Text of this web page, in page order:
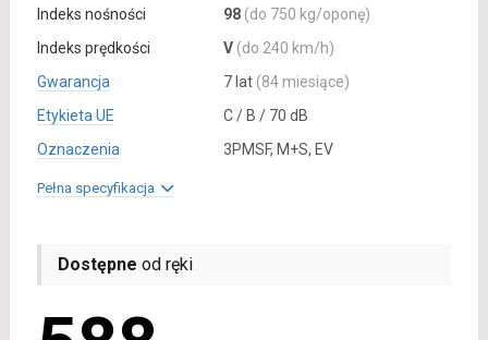
Indeks nośności
98 (do 750 kg/oponę)
Indeks prędkości
V (do 240 km/h)
Gwarancja
7 lat (84 miesiące)
Etykieta UE
C / B / 70 dB
Oznaczenia
3PMSF, M+S, EV
Pełna specyfikacja
Dostępne od ręki